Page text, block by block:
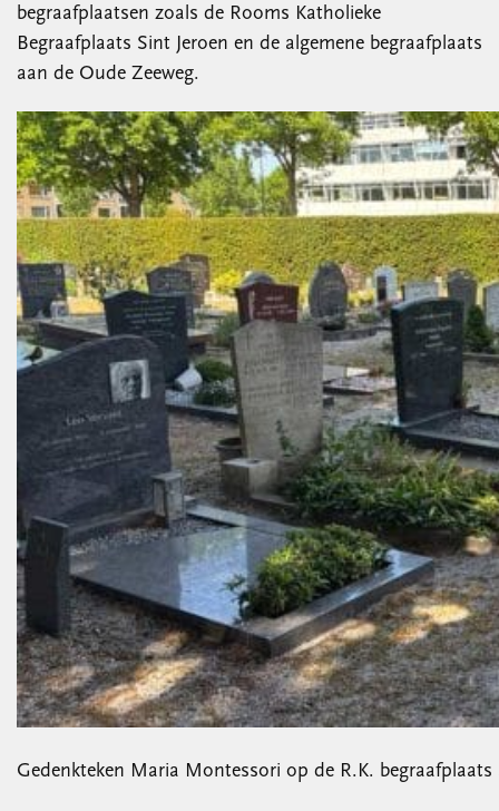
begraafplaatsen zoals de Rooms Katholieke
Begraafplaats Sint Jeroen en de algemene begraafplaats
aan de Oude Zeeweg.
Gedenkteken Maria Montessori op de R.K. begraafplaats